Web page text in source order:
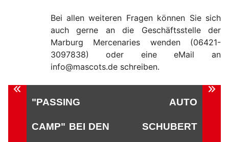
Bei allen weiteren Fragen können Sie sich
auch gerne an die Geschäftsstelle der
Marburg Mercenaries wenden (06421-
3097838) oder eine eMail an
info@mascots.de schreiben.
Beitragsnavigation
"PASSING
CAMP" BEI DEN
AUTO
SCHUBERT